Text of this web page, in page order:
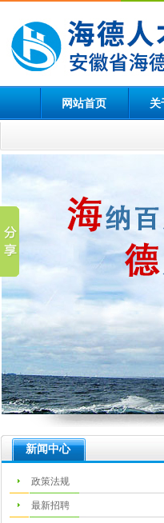
网站首页 关
新闻中心
政策法规
最新招聘